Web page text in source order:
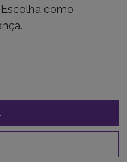
como